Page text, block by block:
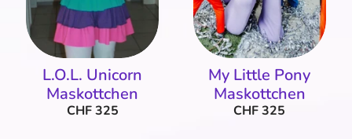
L.O.L. Unicorn
Maskottchen
CHF 325
My Little Pony
Maskottchen
CHF 325